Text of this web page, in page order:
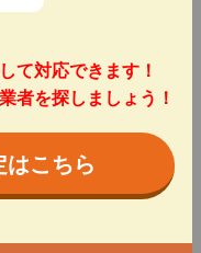
て対応できます！
者を探しましょう！
こちら